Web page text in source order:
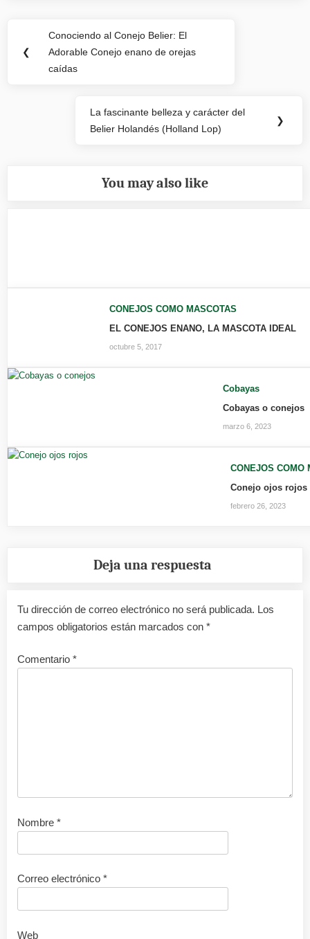
Navegación
de❮
Previous
Post:
Conociendo al Conejo Belier: El
Adorable Conejo enano de orejas
caídas
Next
Post:
La fascinante belleza y carácter del
Belier Holandés (Holland Lop)
❯
You may also like
CONEJOS COMO MASCOTAS
EL CONEJOS ENANO, LA MASCOTA IDEAL
octubre 5, 2017
Cobayas
Cobayas o conejos
marzo 6, 2023
CONEJOS COMO
Conejo ojos rojos
febrero 26, 2023
Deja una respuesta
Tu dirección de correo electrónico no será publicada. Los
campos obligatorios están marcados con *
Comentario *
Nombre *
Correo electrónico *
Web